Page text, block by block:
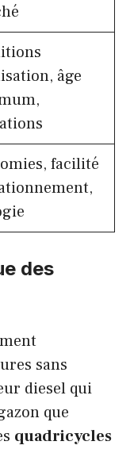
âge
facilité
des
sans
diesel qui
que
quadricycles